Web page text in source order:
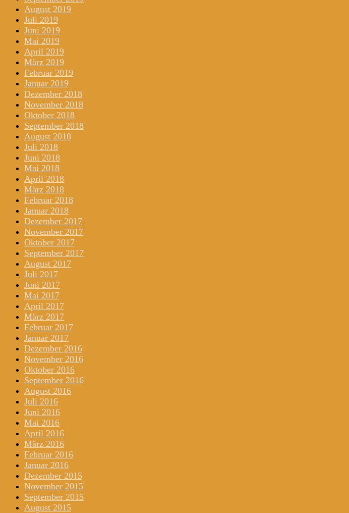
August 2019
Juli 2019
Juni 2019
Mai 2019
April 2019
März 2019
Februar 2019
Januar 2019
Dezember 2018
November 2018
Oktober 2018
September 2018
August 2018
Juli 2018
Juni 2018
Mai 2018
April 2018
März 2018
Februar 2018
Januar 2018
Dezember 2017
November 2017
Oktober 2017
September 2017
August 2017
Juli 2017
Juni 2017
Mai 2017
April 2017
März 2017
Februar 2017
Januar 2017
Dezember 2016
November 2016
Oktober 2016
September 2016
August 2016
Juli 2016
Juni 2016
Mai 2016
April 2016
März 2016
Februar 2016
Januar 2016
Dezember 2015
November 2015
September 2015
August 2015